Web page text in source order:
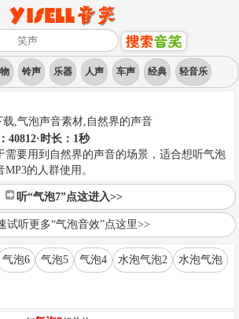
铃声 乐器 人声 车声 经典 轻音乐
载,气泡声音素材, 自然界的声音
40812·时长： 1秒
需要用到自然界的声音的场景，适合想听气泡
的人群使用。
听“气泡7”点这进入>>
试听更多“气泡音效”点这里>>
气泡6 气泡5 气泡4 水泡气泡2 水泡气泡